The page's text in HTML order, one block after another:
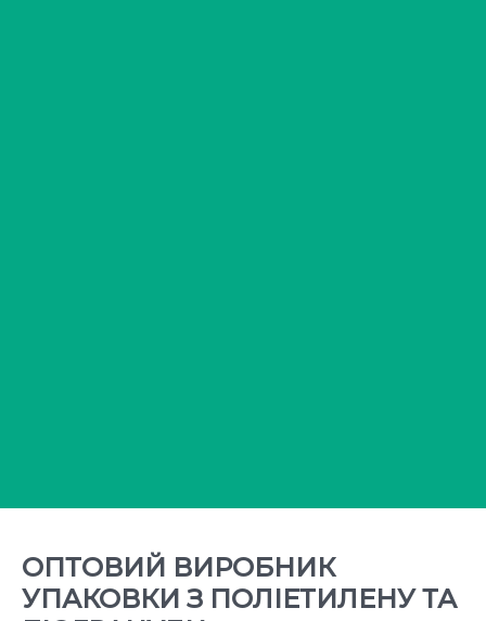
ОПТОВИЙ ВИРОБНИК
УПАКОВКИ З ПОЛІЕТИЛЕНУ ТА